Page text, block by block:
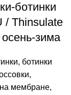
ботинки
/ Thinsulate
зима
, ботинки
,
на мембране,